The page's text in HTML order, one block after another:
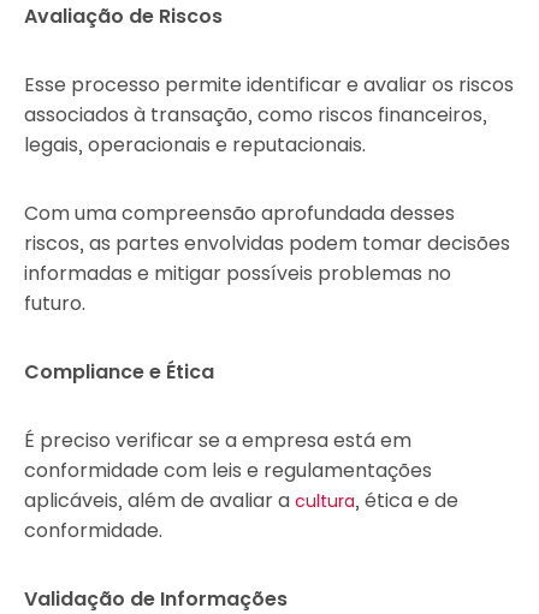
Avaliação de Riscos
Esse processo permite identificar e avaliar os riscos
associados à transação, como riscos financeiros,
legais, operacionais e reputacionais.
Com uma compreensão aprofundada desses
riscos, as partes envolvidas podem tomar decisões
informadas e mitigar possíveis problemas no
futuro.
Compliance e Ética
É preciso verificar se a empresa está em
conformidade com leis e regulamentações
aplicáveis, além de avaliar a cultura, ética e de
conformidade.
Validação de Informações